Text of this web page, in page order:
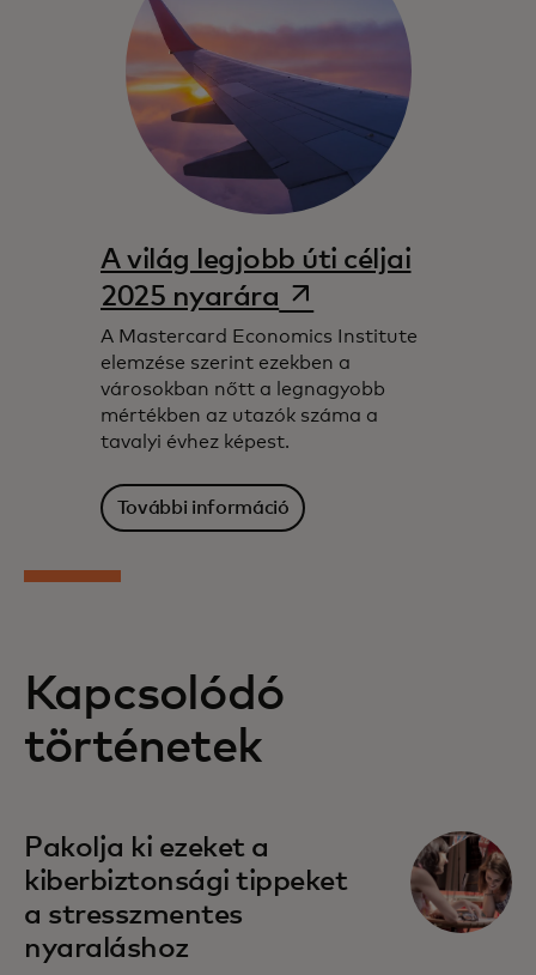
A világ legjobb úti céljai
2025 nyarára opens in a new tab
A Mastercard Economics Institute
elemzése szerint ezekben a
városokban nőtt a legnagyobb
mértékben az utazók száma a
tavalyi évhez képest.
További információ
Kapcsolódó
történetek
Pakolja ki ezeket a
kiberbiztonsági tippeket
a stresszmentes
nyaraláshoz